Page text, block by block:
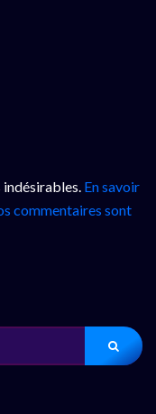
En savoir
commentaires sont